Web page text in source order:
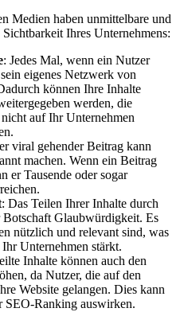
Medien haben unmittelbare und
Ihres Unternehmens:
: Jedes Mal, wenn ein Nutzer
eigenes Netzwerk von
können Ihre Inhalte
werden, die
auf Ihr Unternehmen
viral gehender Beitrag kann
machen. Wenn ein Beitrag
er Tausende oder sogar
: Das Teilen Ihrer Inhalte durch
Glaubwürdigkeit. Es
nützlich und relevant sind, was
Unternehmen stärkt.
Inhalte können auch den
da Nutzer, die auf den
Website gelangen. Dies kann
SEO-Ranking auswirken.